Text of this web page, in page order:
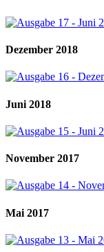
Dezember 2018
Juni 2018
November 2017
Mai 2017